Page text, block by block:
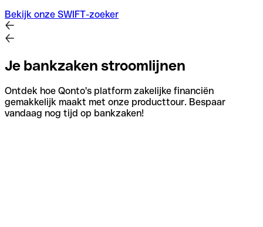
Bekijk onze SWIFT-zoeker
Je bankzaken stroomlijnen
Ontdek hoe Qonto's platform zakelijke financiën
gemakkelijk maakt met onze producttour. Bespaar
vandaag nog tijd op bankzaken!